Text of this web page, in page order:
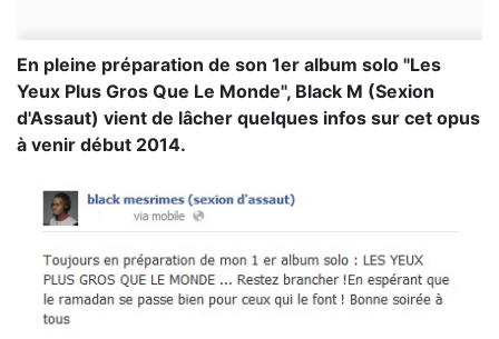
En pleine préparation de son 1er album solo "Les
Yeux Plus Gros Que Le Monde", Black M (Sexion
d'Assaut) vient de lâcher quelques infos sur cet opus
à venir début 2014.